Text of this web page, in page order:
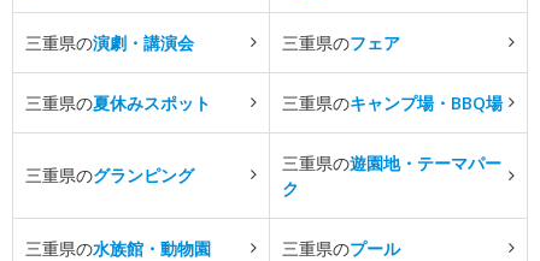
三重県の演劇・講演会 三重県のフェア
三重県の夏休みスポット 三重県のキャンプ場・BBQ場
三重県のグランピング
三重県の遊園地・テーマパー
ク
三重県の水族館・動物園 三重県のプール